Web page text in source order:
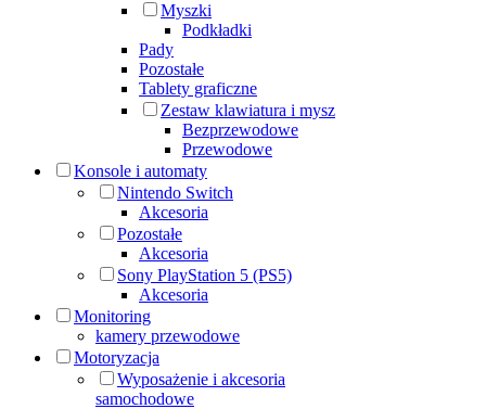
Myszki
Podkładki
Pady
Pozostałe
Tablety graficzne
Zestaw klawiatura i mysz
Bezprzewodowe
Przewodowe
Konsole i automaty
Nintendo Switch
Akcesoria
Pozostałe
Akcesoria
Sony PlayStation 5 (PS5)
Akcesoria
Monitoring
kamery przewodowe
Motoryzacja
Wyposażenie i akcesoria
samochodowe